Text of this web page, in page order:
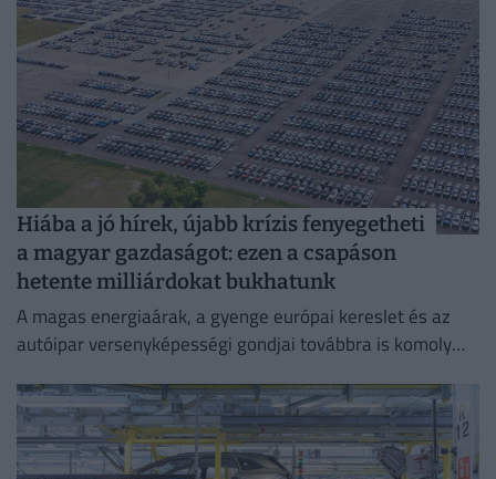
Hiába a jó hírek, újabb krízis fenyegetheti
a magyar gazdaságot: ezen a csapáson
hetente milliárdokat bukhatunk
A magas energiaárak, a gyenge európai kereslet és az
autóipar versenyképességi gondjai továbbra is komoly